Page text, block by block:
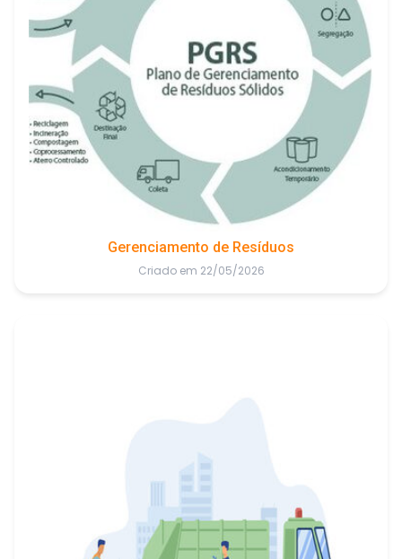
Gerenciamento de Resíduos
Criado em 22/05/2026